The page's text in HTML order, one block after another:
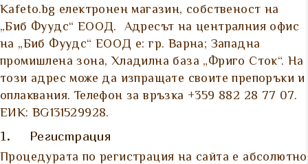
Kafeto.bg електронен магазин, собственост на
„Биб Фуудс“ ЕООД. Адресът на централния офис
на „Биб Фуудс“ ЕООД е: гр. Варна; Западна
промишлена зона, Хладилна база „Фриго Сток“. На
този адрес може да изпращате своите препоръки и
оплаквания. Телефон за връзка +359 882 28 77 07.
ЕИК: BG131529928.
1. Регистрация
Процедурата по регистрация на сайта е абсолютно